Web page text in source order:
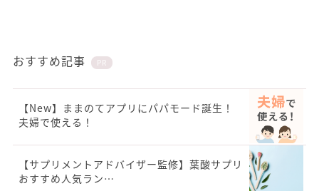
おすすめ記事 PR
【New】ままのてアプリにパパモード誕生！
夫婦で使える！
【サプリメントアドバイザー監修】葉酸サプリ
おすすめ人気ラン…